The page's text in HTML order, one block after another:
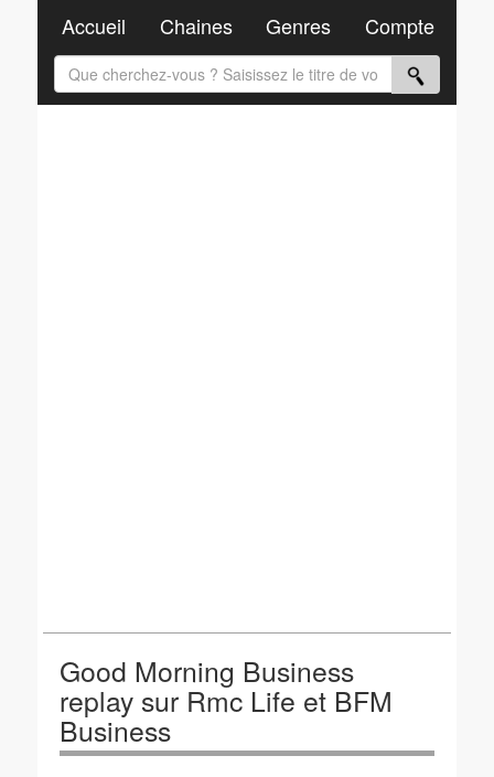
Good Morning Business
replay sur Rmc Life et BFM
Business
Accueil Chaines Genres Compte